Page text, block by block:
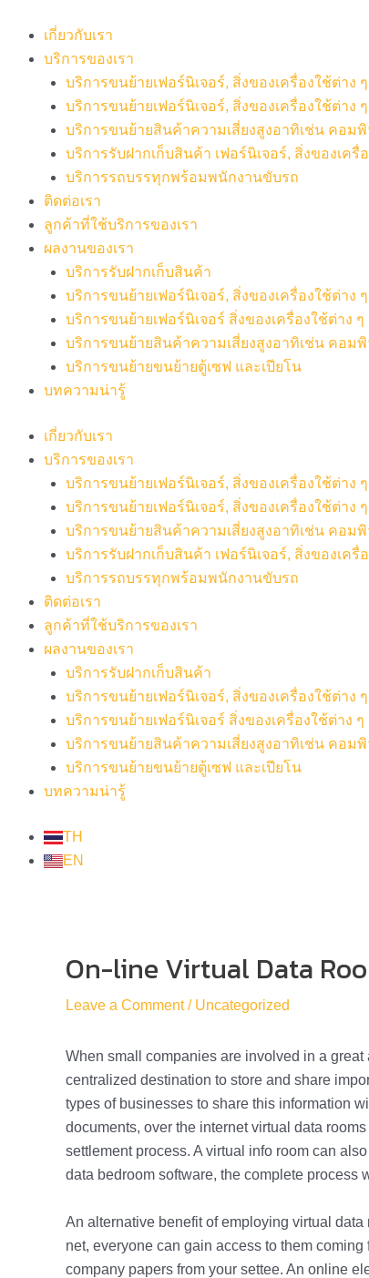
content
เกี่ยวกับเรา
บริการของเรา
บริการขนย้ายเฟอร์นิเจอร์, สิ่งของเครื่องใช้ต่า
บริการขนย้ายเฟอร์นิเจอร์, สิ่งของเครื่องใช้ต่าง
บริการขนย้ายสินค้าความเสี่ยงสูงอาทิเช่น คอมพิ
บริการรับฝากเก็บสินค้า เฟอร์นิเจอร์, สิ่งของเครื่
บริการรถบรรทุกพร้อมพนักงานขับรถ
ติดต่อเรา
ลูกค้าที่ใช้บริการของเรา
ผลงานของเรา
บริการรับฝากเก็บสินค้า
บริการขนย้ายเฟอร์นิเจอร์, สิ่งของเครื่องใช้ต่า
บริการขนย้ายเฟอร์นิเจอร์ สิ่งของเครื่องใช้ต่าง
บริการขนย้ายสินค้าความเสี่ยงสูงอาทิเช่น คอมพิ
บริการขนย้ายขนย้ายตู้เซฟ และเปียโน
บทความน่ารู้
เกี่ยวกับเรา
บริการของเรา
บริการขนย้ายเฟอร์นิเจอร์, สิ่งของเครื่องใช้ต่า
บริการขนย้ายเฟอร์นิเจอร์, สิ่งของเครื่องใช้ต่าง
บริการขนย้ายสินค้าความเสี่ยงสูงอาทิเช่น คอมพิ
บริการรับฝากเก็บสินค้า เฟอร์นิเจอร์, สิ่งของเครื่
บริการรถบรรทุกพร้อมพนักงานขับรถ
ติดต่อเรา
ลูกค้าที่ใช้บริการของเรา
ผลงานของเรา
บริการรับฝากเก็บสินค้า
บริการขนย้ายเฟอร์นิเจอร์, สิ่งของเครื่องใช้ต่า
บริการขนย้ายเฟอร์นิเจอร์ สิ่งของเครื่องใช้ต่าง
บริการขนย้ายสินค้าความเสี่ยงสูงอาทิเช่น คอมพิ
บริการขนย้ายขนย้ายตู้เซฟ และเปียโน
บทความน่ารู้
TH
EN
On-line Virtual Data
Leave a Comment / Uncategorized
When small companies are involved in a
centralized destination to store and share
types of businesses to share this information
documents, over the internet virtual data
settlement process. A virtual info room can
data bedroom software, the complete process
An alternative benefit of employing virtual
net, everyone can gain access to them
company papers from your settee. An online
Post